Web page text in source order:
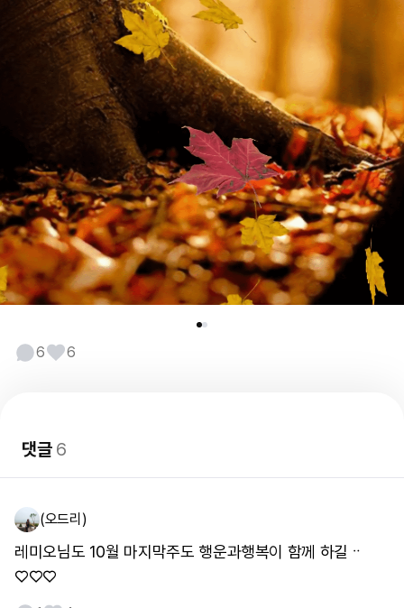
6 6
댓글6
(오드리)
레미오님도 10월 마지막주도 행운과행복이 함께 하길ᆢ
♡♡♡